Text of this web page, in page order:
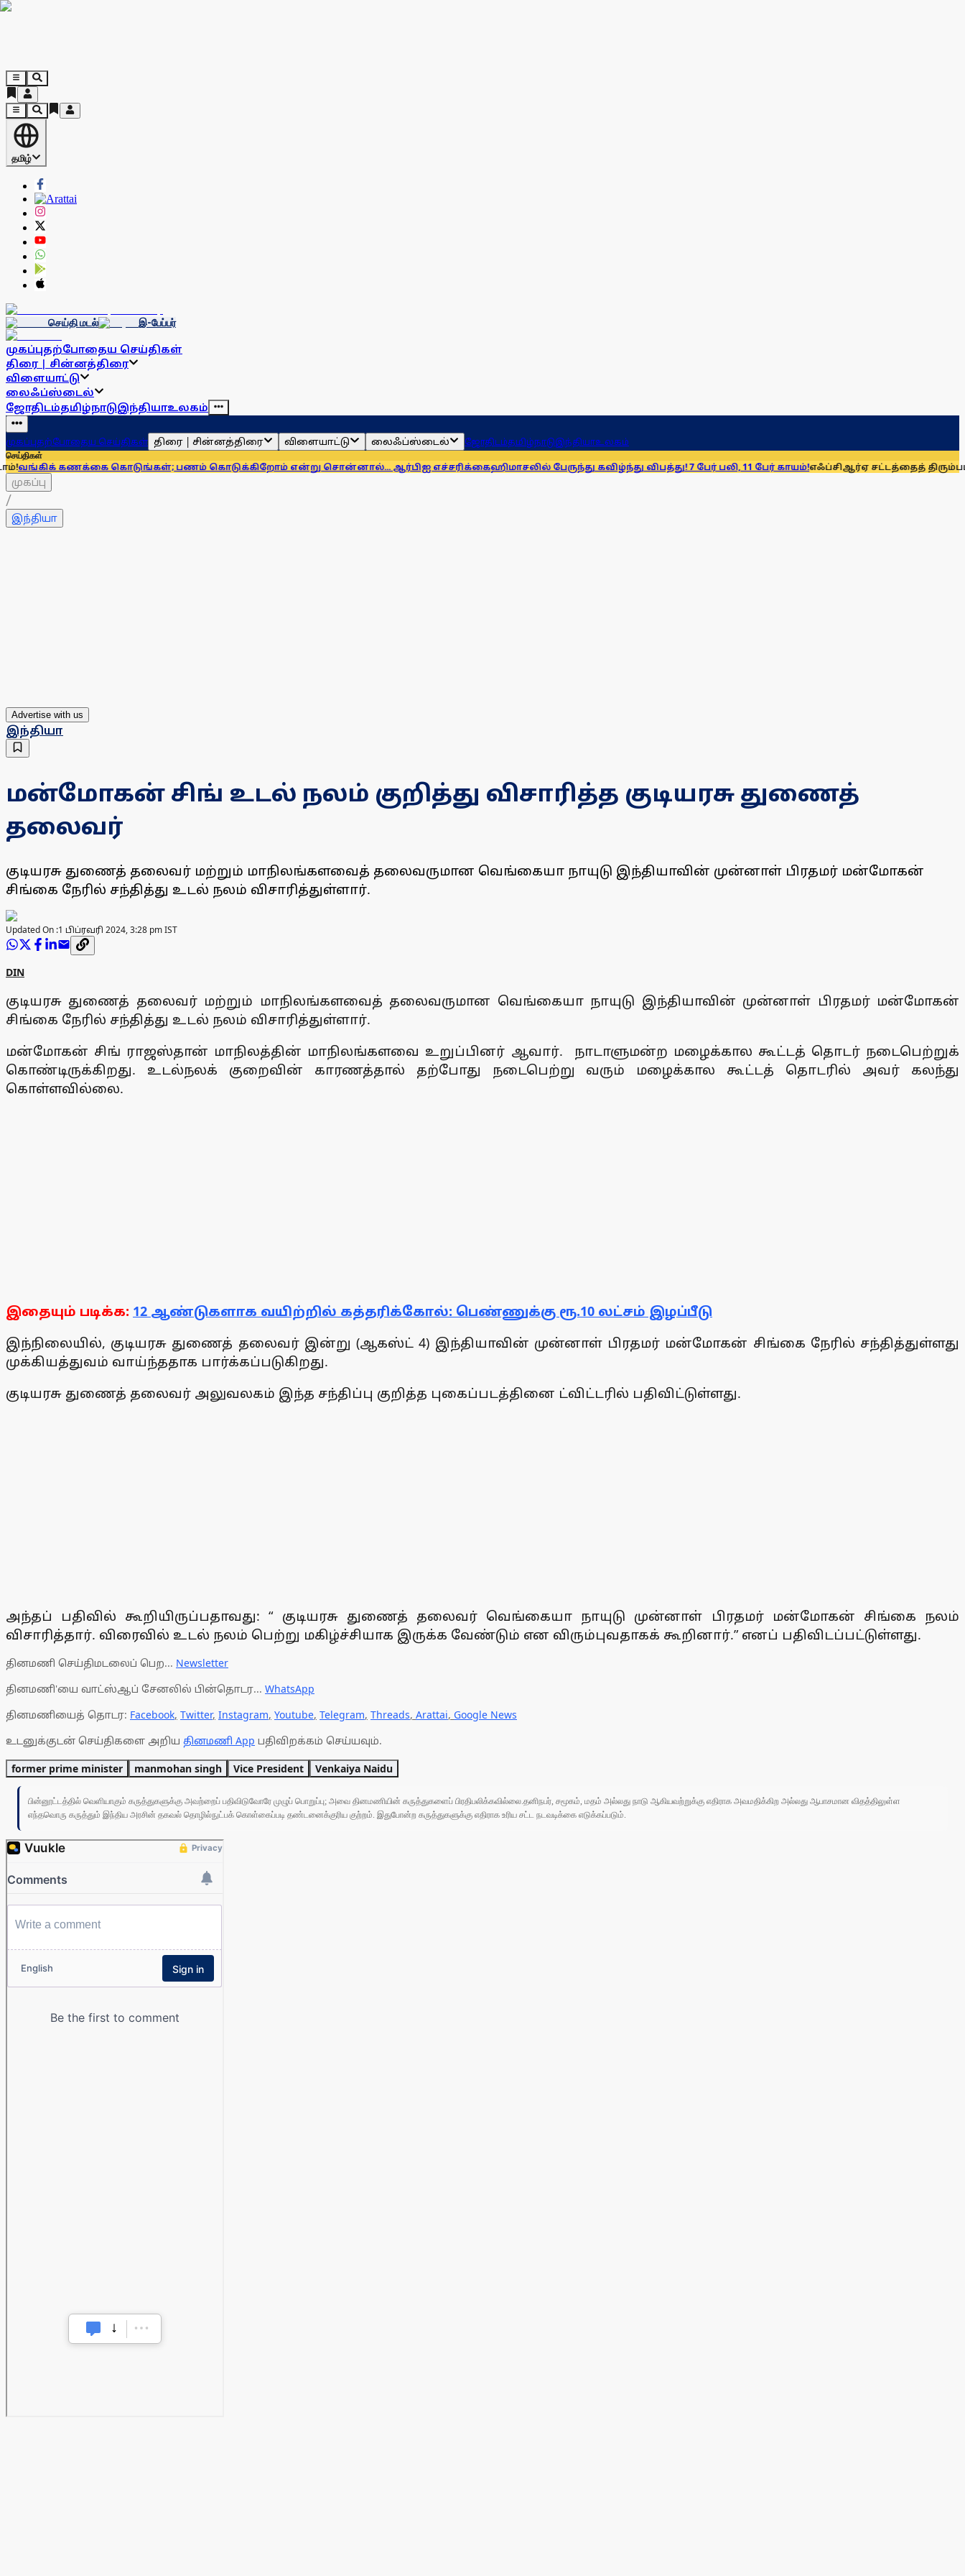
தமிழ்
செய்தி மடல் இ-பேப்பர்
முகப்புதற்போதைய செய்திகள்
திரை | சின்னத்திரை
விளையாட்டு
லைஃப்ஸ்டைல்
ஜோதிடம்தமிழ்நாடுஇந்தியாஉலகம்
முகப்புதற்போதைய செய்திகள் திரை | சின்னத்திரை விளையாட்டு லைஃப்ஸ்டைல் ஜோதிடம்தமிழ்நாடுஇந்தியாஉலகம்
செய்திகள்
கொடுங்கள்; பணம் கொடுக்கிறோம் என்று சொன்னால்... ஆர்பிஐ எச்சரிக்கைஹிமாசலில் பேருந்து கவிழ்ந்து விபத்து! 7 பேர் பலி, 11 பேர் காயம்!எஃப்சிஆர்ஏ சட்டத்தைத் திரும்பப் பெறுக:
முகப்பு
/
இந்தியா
Advertise with us
இந்தியா
மன்மோகன் சிங் உடல் நலம் குறித்து விசாரித்த குடியரசு துணைத்
தலைவர்
குடியரசு துணைத் தலைவர் மற்றும் மாநிலங்களவைத் தலைவருமான வெங்கையா நாயுடு இந்தியாவின் முன்னாள் பிரதமர் மன்மோகன்
சிங்கை நேரில் சந்தித்து உடல் நலம் விசாரித்துள்ளார்.
Updated On :1 பிப்ரவரி 2024, 3:28 pm IST
DIN
குடியரசு துணைத் தலைவர் மற்றும் மாநிலங்களவைத் தலைவருமான வெங்கையா நாயுடு இந்தியாவின் முன்னாள் பிரதமர் மன்மோகன்
சிங்கை நேரில் சந்தித்து உடல் நலம் விசாரித்துள்ளார்.
மன்மோகன் சிங் ராஜஸ்தான் மாநிலத்தின் மாநிலங்களவை உறுப்பினர் ஆவார். நாடாளுமன்ற மழைக்கால கூட்டத் தொடர் நடைபெற்றுக்
கொண்டிருக்கிறது. உடல்நலக் குறைவின் காரணத்தால் தற்போது நடைபெற்று வரும் மழைக்கால கூட்டத் தொடரில் அவர் கலந்து
கொள்ளவில்லை.
இதையும் படிக்க: 12 ஆண்டுகளாக வயிற்றில் கத்தரிக்கோல்: பெண்ணுக்கு ரூ.10 லட்சம் இழப்பீடு
இந்நிலையில், குடியரசு துணைத் தலைவர் இன்று (ஆகஸ்ட் 4) இந்தியாவின் முன்னாள் பிரதமர் மன்மோகன் சிங்கை நேரில் சந்தித்துள்ளது
முக்கியத்துவம் வாய்ந்ததாக பார்க்கப்படுகிறது.
குடியரசு துணைத் தலைவர் அலுவலகம் இந்த சந்திப்பு குறித்த புகைப்படத்தினை ட்விட்டரில் பதிவிட்டுள்ளது.
அந்தப் பதிவில் கூறியிருப்பதாவது: “ குடியரசு துணைத் தலைவர் வெங்கையா நாயுடு முன்னாள் பிரதமர் மன்மோகன் சிங்கை நலம்
விசாரித்தார். விரைவில் உடல் நலம் பெற்று மகிழ்ச்சியாக இருக்க வேண்டும் என விரும்புவதாகக் கூறினார்.” எனப் பதிவிடப்பட்டுள்ளது.
தினமணி செய்திமடலைப் பெற... Newsletter
தினமணி'யை வாட்ஸ்ஆப் சேனலில் பின்தொடர... WhatsApp
தினமணியைத் தொடர: Facebook, Twitter, Instagram, Youtube, Telegram, Threads, Arattai, Google News
உடனுக்குடன் செய்திகளை அறிய தினமணி App பதிவிறக்கம் செய்யவும்.
former prime minister manmohan singh Vice President Venkaiya Naidu
பின்னூட்டத்தில் வெளியாகும் கருத்துகளுக்கு அவற்றைப் பதிவிடுவோரே முழுப் பொறுப்பு; அவை தினமணியின் கருத்துகளைப் பிரதிபலிக்கவில்லை.தனிநபர், சமூகம், மதம் அல்லது நாடு ஆகியவற்றுக்கு எதிராக அவமதிக்கிற அல்லது ஆபாசமான விதத்திலுள்ள
எந்தவொரு கருத்தும் இந்திய அரசின் தகவல் தொழில்நுட்பக் கொள்கைப்படி தண்டனைக்குரிய குற்றம். இதுபோன்ற கருத்துகளுக்கு எதிராக உரிய சட்ட நடவடிக்கை எடுக்கப்படும்.